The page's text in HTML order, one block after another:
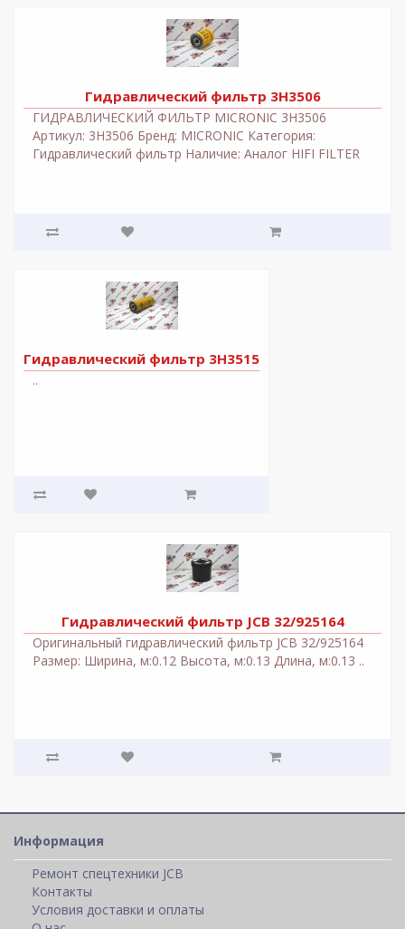
Гидравлический фильтр 3H3506
ГИДРАВЛИЧЕСКИЙ ФИЛЬТР MICRONIC 3H3506
Артикул: 3H3506 Бренд: MICRONIC Категория:
Гидравлический фильтр Наличие: Аналог HIFI FILTER
Гидравлический фильтр 3H3515
..
Гидравлический фильтр JCB 32/925164
Оригинальный гидравлический фильтр JCB 32/925164
Размер: Ширина, м:0.12 Высота, м:0.13 Длина, м:0.13 ..
Информация
Ремонт спецтехники JCB
Контакты
Условия доставки и оплаты